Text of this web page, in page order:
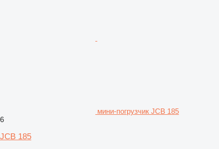
мини-погрузчик JCB 185
6
JCB 185